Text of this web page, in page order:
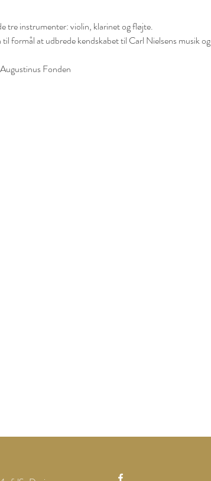
tre instrumenter: violin, klarinet og fløjte.
formål at udbrede kendskabet til Carl Nielsens musik og
Fonden